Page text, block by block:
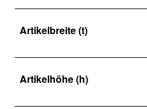
Artikelbreite (t)
Artikelhöhe (h)